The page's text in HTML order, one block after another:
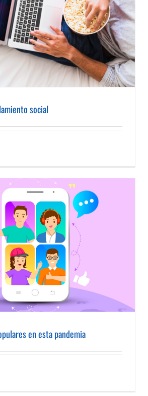
social
en esta pandemia